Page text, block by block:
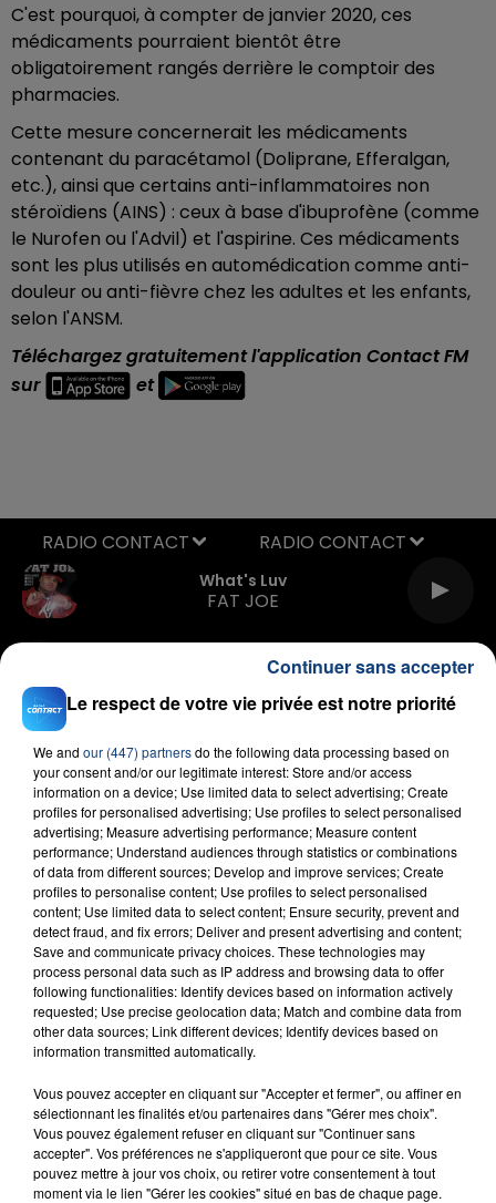
C'est pourquoi, à compter de janvier 2020, ces
médicaments pourraient bientôt être
obligatoirement rangés derrière le comptoir des
pharmacies.
Cette mesure concernerait les médicaments
contenant du paracétamol (Doliprane, Efferalgan,
etc.), ainsi que certains anti-inflammatoires non
stéroïdiens (AINS) : ceux à base d'ibuprofène (comme
le Nurofen ou l'Advil) et l'aspirine. Ces médicaments
sont les plus utilisés en automédication comme anti-
douleur ou anti-fièvre chez les adultes et les enfants,
selon l'ANSM.
Téléchargez gratuitement l'application Contact FM
sur
et
What's Luv
FAT JOE
RADIO CONTACT
FIL D'ACTU
23 juillet 2026
INCENDIE MORTEL À LENS : UNE FEMME ET
SON BÉBÉ ENTRE LA VIE ET LA...
Un homme s'est immolé par le feu après avoir
aspergé sa compagne et leur bébé de trois mois
d'un liquide inflammable.
Le respect de votre vie privée est notre priorité
We and our (447) partnersdo the following data processing based on
your consent and/or our legitimate interest: Store and/or access
information on a device; Use limited data to select advertising; Create
profiles for personalised advertising; Use profiles to select personalised
advertising; Measure advertising performance; Measure content
performance; Understand audiences through statistics or combinations
of data from different sources; Develop and improve services; Create
profiles to personalise content; Use profiles to select personalised
content; Use limited data to select content; Ensure security, prevent and
detect fraud, and fix errors; Deliver and present advertising and content;
Save and communicate privacy choices. These technologies may
process personal data such as IP address and browsing data to offer
following functionalities: Identify devices based on information actively
requested; Use precise geolocation data; Match and combine data from
other data sources; Link different devices; Identify devices based on
information transmitted automatically.
Vous pouvez accepter en cliquant sur "Accepter et fermer", ou affiner en
sélectionnant les finalités et/ou partenaires dans "Gérer mes choix".
Vous pouvez également refuser en cliquant sur "Continuer sans
accepter". Vos préférences ne s'appliqueront que pour ce site. Vous
pouvez mettre à jour vos choix, ou retirer votre consentement à tout
moment via le lien "Gérer les cookies" situé en bas de chaque page.
Continuer sans accepter